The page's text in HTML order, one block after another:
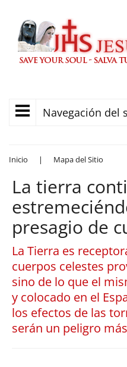
Navegación del
Inicio | Mapa del Sitio
La tierra
presagio de
La Tierra es
cuerpos celestes
sino de lo que el
y colocado en el
los efectos de las
serán un peligro